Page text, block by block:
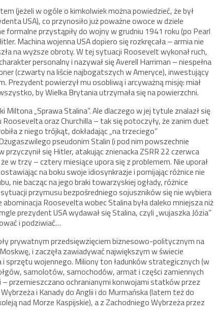
(jeżeli w ogóle o kimkolwiek można powiedzieć, że był
USA), co przynosiło już poważne owoce w dziele
przystąpiły do wojny w grudniu 1941 roku (po Pearl
Machina wojenna USA dopiero się rozkręcała – armia nie
na wyższe obroty. W tej sytuacji Roosevelt wykonał ruch,
personalny i nazywał się Averell Harriman – niespełna
(czwarty na liście najbogatszych w Ameryce), inwestujący
powierzył mu osobliwą i arcyważną misję: miał
by Wielka Brytania utrzymała się na powierzchni.
„Sprawa Stalina”. Ale dlaczego w jej tytule znalazł się
oraz Churchilla – tak się potoczyły, że zanim duet
z niego trójkąt, dokładając „na trzeciego”
pseudonim Stalin (i pod nim powszechnie
się Hitler, atakując znienacka ZSRR 22 czerwca
w trzy – cztery miesiące upora się z problemem. Nie uporał
na boku swoje idiosynkrazje i pomijając różnice nie
nie bacząc na jego braki towarzyskiej ogłady, różnice
przymusu bezpośredniego sojuszników się nie wybiera
Roosevelta wobec Stalina była daleko mniejsza niż
prezydent USA wydawał się Stalina, czyli „wujaszka Józia”
i podziwiać…
prywatnym przedsięwzięciem biznesowo-politycznym na
i zaczęła zawiadywać największym w świecie
wojennego. Miliony ton ładunków strategicznych (w
samolotów, samochodów, armat i części zamiennych
przemieszczano ochranianymi konwojami statków przez
i Kanady do Anglii i do Murmańska (latem też do
nad Morze Kaspijskie), a z Zachodniego Wybrzeża przez